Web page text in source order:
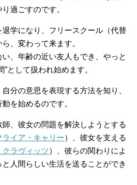
過ごすのです。
学になり、フリースクール（代替
、変わって来ます。
、年齢の近い友人もでき、やっと
として扱われ始めます。
分の意思を表現する方法を知り、
を始めるのです。
、彼女の問題を解決しようとする
ライア・キャリー）、彼女を支える
クラヴィッツ）、彼らの関わりによ
人間らしい生活を送ることができ